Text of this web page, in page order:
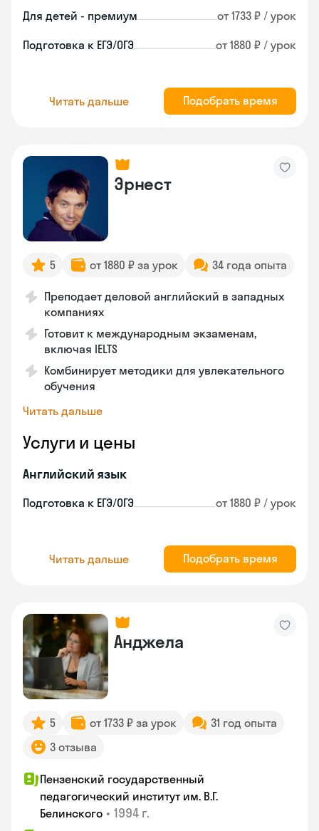
Для детей - премиум от 1733 ₽ / урок
Подготовка к ЕГЭ/ОГЭ от 1880 ₽ / урок
Читать дальше Подобрать время
Эрнест
5 от 1880 ₽ за урок 34 года опыта
Преподает деловой английский в западных
компаниях
Готовит к международным экзаменам,
включая IELTS
Комбинирует методики для увлекательного
обучения
Читать дальше
Услуги и цены
Английский язык
Подготовка к ЕГЭ/ОГЭ от 1880 ₽ / урок
Читать дальше Подобрать время
Анджела
5 от 1733 ₽ за урок
31 год опыта
3 отзыва
Пензенский государственный
педагогический институт им. В.Г.
Белинского • 1994 г.